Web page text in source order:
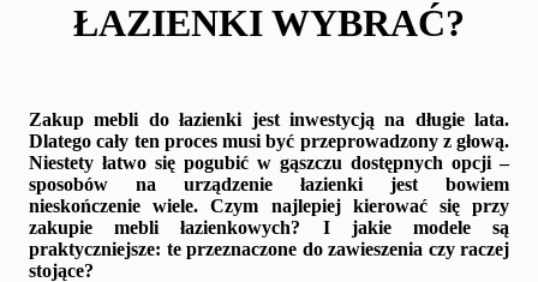
ŁAZIENKI WYBRAĆ?
Zakup mebli do łazienki jest inwestycją na długie lata.
Dlatego cały ten proces musi być przeprowadzony z głową.
Niestety łatwo się pogubić w gąszczu dostępnych opcji –
sposobów na urządzenie łazienki jest bowiem
nieskończenie wiele. Czym najlepiej kierować się przy
zakupie mebli łazienkowych? I jakie modele są
praktyczniejsze: te przeznaczone do zawieszenia czy raczej
stojące?